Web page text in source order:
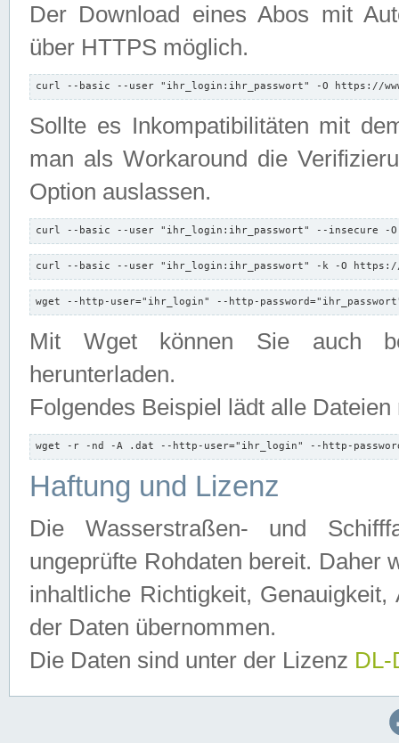
Der Download eines Abos mit
über HTTPS möglich.
curl --basic --user "ihr_login:ihr_passwort" -O https://
Sollte es Inkompatibilitäten mit
man als Workaround die
Option auslassen.
curl --basic --user "ihr_login:ihr_passwort" --insecure -
curl --basic --user "ihr_login:ihr_passwort" -k -O https://
wget --http-user="ihr_login" --http-
Mit Wget können Sie auch
herunterladen.
Folgendes Beispiel lädt alle
wget -r -nd -A .dat --http-user="ihr_login" --http-
Haftung und Lizenz
Die Wasserstraßen- und
ungeprüfte Rohdaten bereit. Daher
inhaltliche Richtigkeit,
der Daten übernommen.
Die Daten sind unter der Lizenz